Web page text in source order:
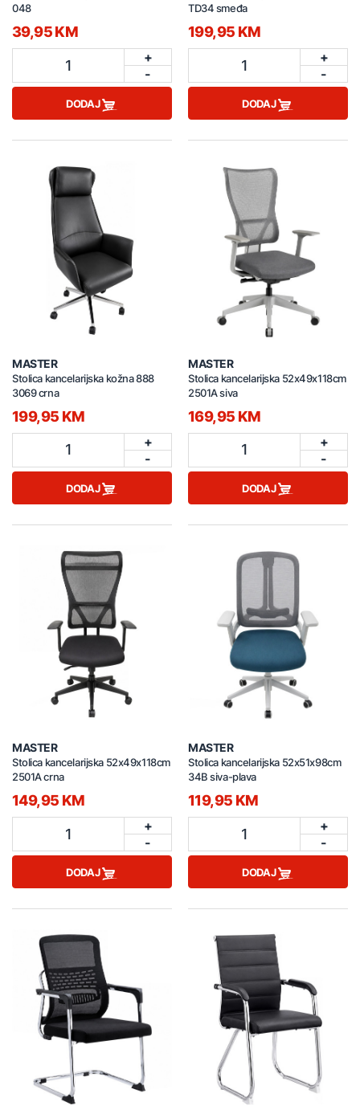
048
39,95 KM
1
+
-
DODAJ
TD34 smeđa
199,95 KM
1
+
-
DODAJ
MASTER
Stolica kancelarijska kožna 888
3069 crna
199,95 KM
1
+
-
DODAJ
MASTER
Stolica kancelarijska 52x49x118cm
2501A siva
169,95 KM
1
+
-
DODAJ
MASTER
Stolica kancelarijska 52x49x118cm
2501A crna
149,95 KM
1
+
-
DODAJ
MASTER
Stolica kancelarijska 52x51x98cm
34B siva-plava
119,95 KM
1
+
-
DODAJ